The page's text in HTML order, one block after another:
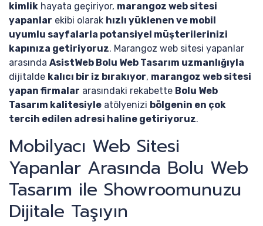
kimlik hayata geçiriyor, marangoz web sitesi
yapanlar ekibi olarak hızlı yüklenen ve mobil
uyumlu sayfalarla potansiyel müşterilerinizi
kapınıza getiriyoruz. Marangoz web sitesi yapanlar
arasında AsistWeb Bolu Web Tasarım uzmanlığıyla
dijitalde kalıcı bir iz bırakıyor, marangoz web sitesi
yapan firmalar arasındaki rekabette Bolu Web
Tasarım kalitesiyle atölyenizi bölgenin en çok
tercih edilen adresi haline getiriyoruz.
Mobilyacı Web Sitesi
Yapanlar Arasında Bolu Web
Tasarım ile Showroomunuzu
Dijitale Taşıyın